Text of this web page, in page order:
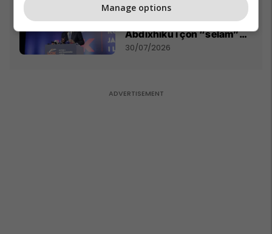
"Nëse është përfshirë, ka
gabuar rëndë, nuk i falet",
Abdixhiku i çon “selam”
Përparim Ramës
30/07/2026
Manage options